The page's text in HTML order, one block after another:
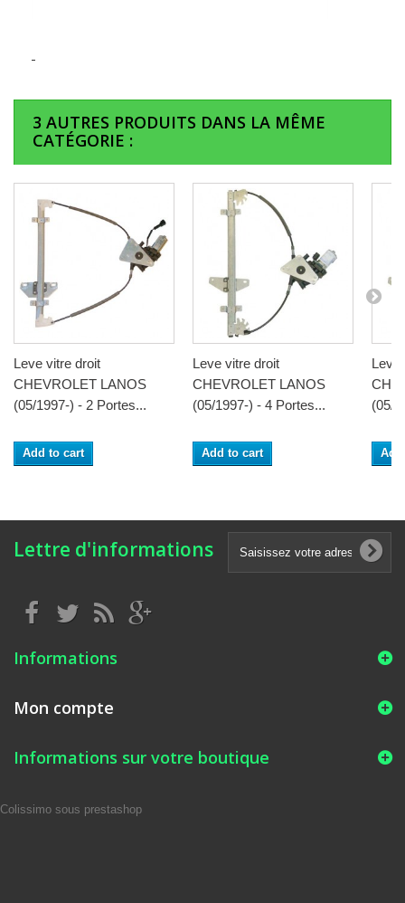
3 AUTRES PRODUITS DANS LA MÊME
CATÉGORIE :
Leve vitre droit
CHEVROLET LANOS
(05/1997-) - 2 Portes...
Add to cart
Leve vitre droit
CHEVROLET LANOS
(05/1997-) - 4 Portes...
Add to cart
Leve
(05/
Lettre d'informations
Informations
Mon compte
Informations sur votre boutique
Colissimo sous prestashop